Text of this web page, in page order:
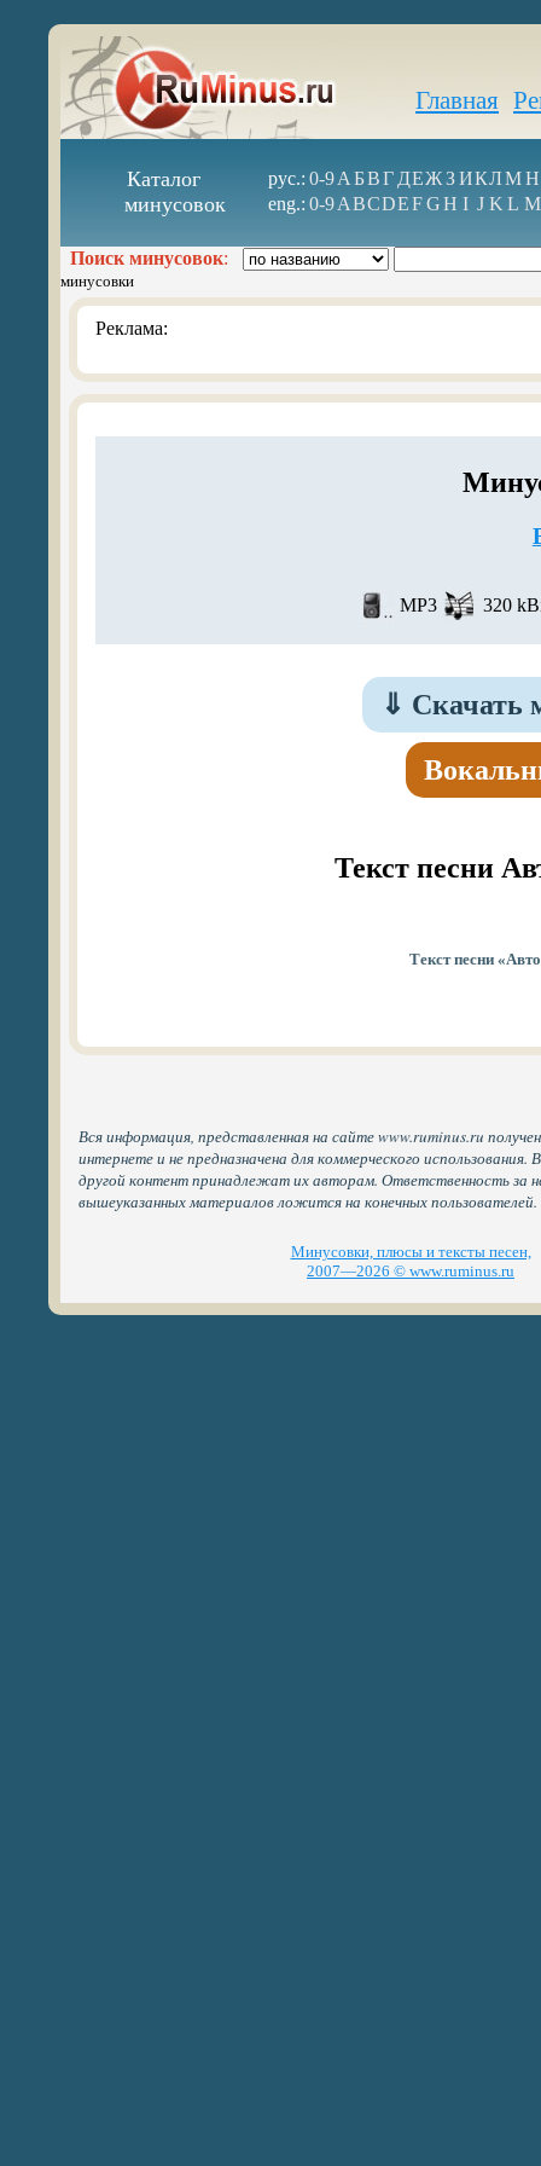
Главная
Каталог
минусовок
рус.: 0-9А БВГ ДЕЖ З ИКЛМН
eng.: 0-9ABCDEFGH I J K L M
Поиск минусовок:
минусовки
Реклама:
MP3 320
⇓ Скачать
Текст песни
Текст песни
Вся информация, представленная на сайте www.ruminus.ru
интернете и не предназначена для коммерческого
другой контент принадлежат их авторам. Ответственность за
вышеуказанных материалов ложится на конечных пользователей.
Минусовки, плюсы и тексты песен,
2007—2026 © www.ruminus.ru